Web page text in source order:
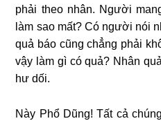
phải theo nhân. Người
làm sao mất? Có người nói
quả báo cũng chẳng phải
vậy làm gì có quả? Nhân
hư dối.
Này Phổ Dũng! Tất cả